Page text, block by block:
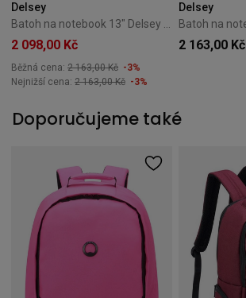
Delsey
2 098,00 Kč
Běžná cena: 2 163,00 Kč -3%
Nejnižší cena: 2 163,00 Kč -3%
Delsey
2 163,00 Kč
Doporučujeme také